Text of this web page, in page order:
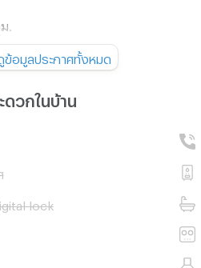
.
6834198 , คุณซินดี้ 090-3198948,
ข้อมูลประกาศทั้งหมด
วกในบ้าน
lock